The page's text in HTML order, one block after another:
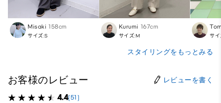
Misaki 158cm
サイズ:S
Kurumi 167cm
サイズ:M サ
スタイリングをもっとみる
お客様のレビュー レビューを書く
4.4(51)